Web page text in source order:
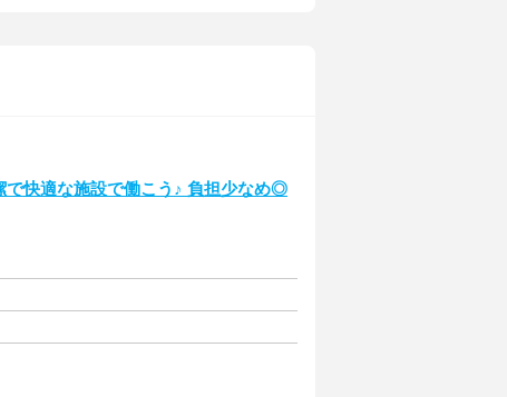
で快適な施設で働こう♪ 負担少なめ◎